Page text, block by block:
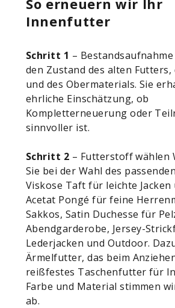
Innenfutter
Schritt 1 –
den Zustand des alten
und des Obermaterials. Sie
ehrliche Einschätzung, ob
Kompletterneuerung oder
sinnvoller ist.
Schritt 2 – Futterstoff wählen
Sie bei der Wahl des
Viskose Taft für leichte Jacken
Acetat Pongé für feine
Sakkos, Satin Duchesse für
Abendgarderobe, Jersey-
Lederjacken und Outdoor.
Ärmelfutter, das beim
reißfestes Taschenfutter für
Farbe und Material stimmen
ab.